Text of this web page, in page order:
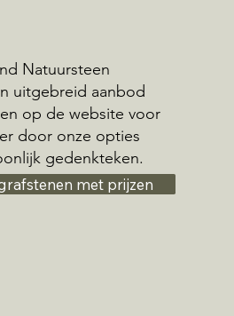
Natuursteen
uitgebreid aanbod
op de website voor
door onze opties
gedenkteken.
met prijzen